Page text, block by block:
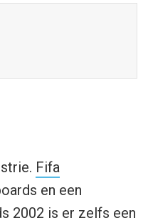
Fifa
en een
2002 is er zelfs een